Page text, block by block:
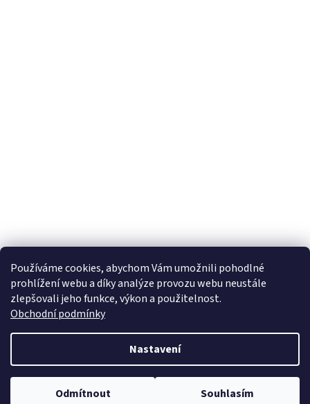
Používáme cookies, abychom Vám umožnili pohodlné
prohlížení webu a díky analýze provozu webu neustále
zlepšovali jeho funkce, výkon a použitelnost.
Obchodní podmínky
Nastavení
Odmítnout Souhlasím